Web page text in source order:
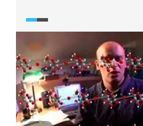
i pro zemědělce je intenzita
to katastrofa. Chemie využívaná v
dostává do půdy, na které se
potraviny, nebo do vody, kterou